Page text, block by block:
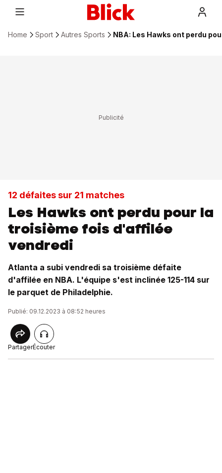
Home Sport Autres Sports NBA: Les Hawks ont perdu
12 défaites sur 21 matches
Les Hawks ont perdu pour la
troisième fois d'affilée
vendredi
Atlanta a subi vendredi sa troisième défaite
d'affilée en NBA. L'équipe s'est inclinée 125-114 sur
le parquet de Philadelphie.
Publié: 09.12.2023 à 08:52 heures
PartagerÉcouter